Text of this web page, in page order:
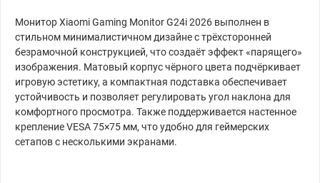
Монитор Xiaomi Gaming Monitor G24i 2026 выполнен в
стильном минималистичном дизайне с трёхсторонней
безрамочной конструкцией, что создаёт эффект «парящего»
изображения. Матовый корпус чёрного цвета подчёркивает
игровую эстетику, а компактная подставка обеспечивает
устойчивость и позволяет регулировать угол наклона для
комфортного просмотра. Также поддерживается настенное
крепление VESA 75×75 мм, что удобно для геймерских
сетапов с несколькими экранами.